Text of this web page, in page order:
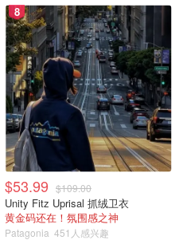
8
$53.99 $109.00
Unity Fitz Uprisal 抓绒卫衣
黄金码还在！氛围感之神
Patagonia 451人感兴趣